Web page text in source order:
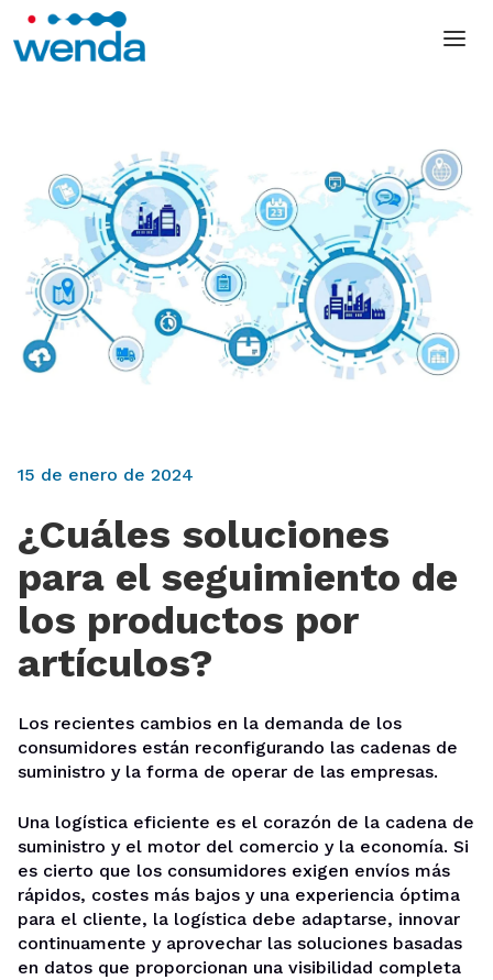
15 de enero de 2024
¿Cuáles soluciones
para el seguimiento de
los productos por
artículos?
Los recientes cambios en la demanda de los
consumidores están reconfigurando las cadenas de
suministro y la forma de operar de las empresas.
Una logística eficiente es el corazón de la cadena de
suministro y el motor del comercio y la economía. Si
es cierto que los consumidores exigen envíos más
rápidos, costes más bajos y una experiencia óptima
para el cliente, la logística debe adaptarse, innovar
continuamente y aprovechar las soluciones basadas
en datos que proporcionan una visibilidad completa